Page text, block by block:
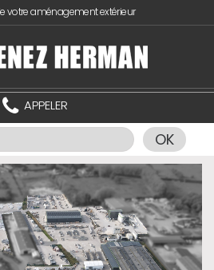
votre aménagement extérieur
APPELER
OK